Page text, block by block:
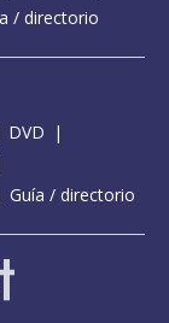
/ directorio
DVD
Guía / directorio